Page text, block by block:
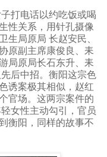
打电话以约吃饭或喝
性关系，用针孔摄像
生局原局 长赵安民、
原副主席康俊良、耒
局原局长石东升、耒
后中招。衡阳这宗色
诱案极其相似，赵红
官场。这两宗案件的
女性主动勾引，官员
衡阳，同样的故事不